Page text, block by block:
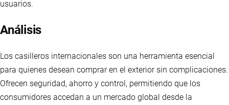
usuarios.
Análisis
Los casilleros internacionales son una herramienta esencial
para quienes desean comprar en el exterior sin complicaciones.
Ofrecen seguridad, ahorro y control, permitiendo que los
consumidores accedan a un mercado global desde la